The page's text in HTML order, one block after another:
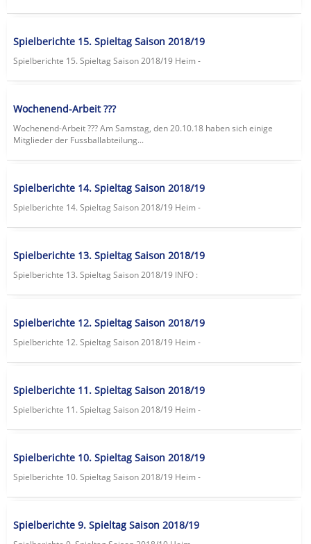
Spielberichte 15. Spieltag Saison 2018/19
Spielberichte 15. Spieltag Saison 2018/19 Heim -
Wochenend-Arbeit ???
Wochenend-Arbeit ??? Am Samstag, den 20.10.18 haben sich einige
Mitglieder der Fussballabteilung...
Spielberichte 14. Spieltag Saison 2018/19
Spielberichte 14. Spieltag Saison 2018/19 Heim -
Spielberichte 13. Spieltag Saison 2018/19
Spielberichte 13. Spieltag Saison 2018/19 lNFO :
Spielberichte 12. Spieltag Saison 2018/19
Spielberichte 12. Spieltag Saison 2018/19 Heim -
Spielberichte 11. Spieltag Saison 2018/19
Spielberichte 11. Spieltag Saison 2018/19 Heim -
Spielberichte 10. Spieltag Saison 2018/19
Spielberichte 10. Spieltag Saison 2018/19 Heim -
Spielberichte 9. Spieltag Saison 2018/19